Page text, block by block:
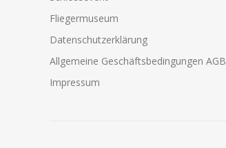
Fliegermuseum
Datenschutzerklärung
Allgemeine Geschäftsbedingungen AGB
Impressum